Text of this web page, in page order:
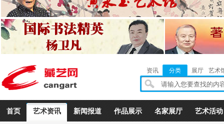
资讯 分类 展厅 艺术
首页 艺术资讯 新闻报道 作品展示 名家展厅 艺术活动